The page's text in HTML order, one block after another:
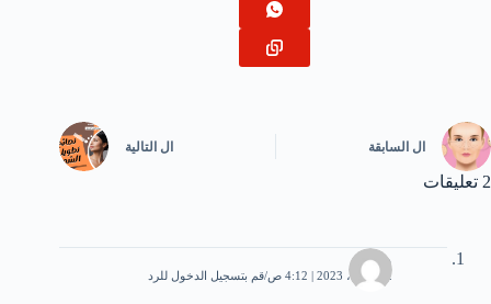
ال السابقة ال التالية
2 تعليقات
منى
22 أبريل، 2023 | 4:12 ص قم بتسجيل الدخول للرد